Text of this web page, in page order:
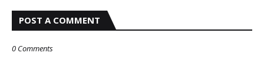
POST A COMMENT
0 Comments